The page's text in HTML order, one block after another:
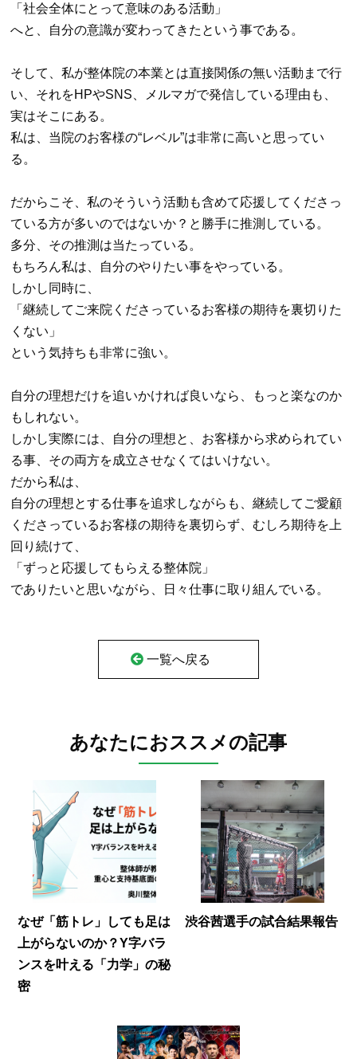
「社会全体にとって意味のある活動」
へと、自分の意識が変わってきたという事である。
そして、私が整体院の本業とは直接関係の無い活動まで行
い、それをHPやSNS 、メルマガで発信している理由も、
実はそこにある。
私は、当院のお客様の“レベル”は非常に高いと思ってい
る。
だからこそ、私のそういう活動も含めて応援してくださっ
ている方が多いのではないか？と勝手に推測している。
多分、その推測は当たっている。
もちろん私は、自分のやりたい事をやっている。
しかし同時に、
「継続してご来院くださっているお客様の期待を裏切りた
くない」
という気持ちも非常に強い。
自分の理想だけを追いかければ良いなら、もっと楽なのか
もしれない。
しかし実際には、自分の理想と、お客様から求められてい
る事、その両方を成立させなくてはいけない。
だから私は、
自分の理想とする仕事を追求しながらも、継続してご愛顧
くださっているお客様の期待を裏切らず、むしろ期待を上
回り続けて、
「ずっと応援してもらえる整体院」
でありたいと思いながら、日々仕事に取り組んでいる。
一覧へ戻る
あなたにおススメの記事
なぜ「筋トレ」しても足は
上がらないのか？Y字バラ
ンスを叶える「力学」の秘
密
渋谷茜選手の試合結果報告